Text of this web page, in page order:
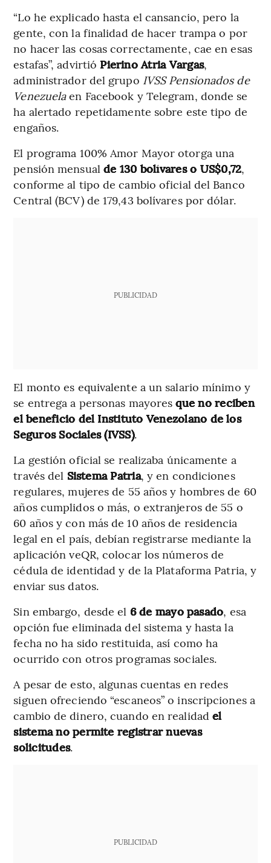
“Lo he explicado hasta el cansancio, pero la
gente, con la finalidad de hacer trampa o por
no hacer las cosas correctamente, cae en esas
estafas”, advirtió Pierino Atria Vargas,
administrador del grupo IVSS Pensionados de
Venezuelaen Facebook y Telegram, donde se
ha alertado repetidamente sobre este tipo de
engaños.
El programa 100% Amor Mayor otorga una
pensión mensual de 130 bolívares o US$0,72,
conforme al tipo de cambio oficial del Banco
Central (BCV) de 179,43 bolívares por dólar.
PUBLICIDAD
El monto es equivalente a un salario mínimo y
se entrega a personas mayoresque no reciben
el beneficio del Instituto Venezolano de los
Seguros Sociales (IVSS).
La gestión oficial se realizaba únicamente a
través del Sistema Patria, y en condiciones
regulares, mujeres de 55 años y hombres de 60
años cumplidos o más, o extranjeros de 55 o
60 años y con más de 10 años de residencia
legal en el país, debían registrarse mediante la
aplicación veQR, colocar los números de
cédula de identidad y de la Plataforma Patria, y
enviar sus datos.
Sin embargo, desde el 6 de mayo pasado, esa
opción fue eliminada del sistema y hasta la
fecha no ha sido restituida, así como ha
ocurrido con otros programas sociales.
A pesar de esto, algunas cuentas en redes
siguen ofreciendo “escaneos” o inscripciones a
cambio de dinero, cuando en realidadel
sistema no permite registrar nuevas
solicitudes.
PUBLICIDAD